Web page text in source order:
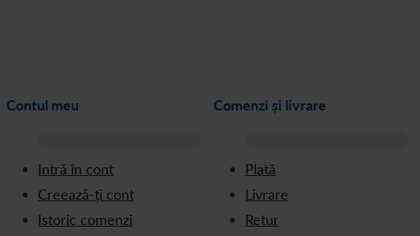
Contul meu
Intră în cont
Creează-ți cont
Istoric comenzi
Comenzi și livrare
Plată
Livrare
Retur